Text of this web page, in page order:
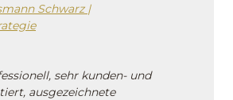
Schwarz |
sehr kunden- und
ausgezeichnete